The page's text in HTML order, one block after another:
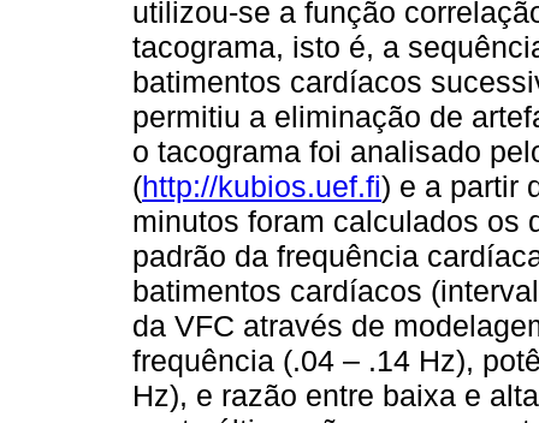
utilizou-se a função
tacograma, isto é, a
batimentos cardíacos
permitiu a eliminação de
o tacograma foi analisado
(http://kubios.uef.fi) e a partir
minutos foram calculados os
padrão da frequência
batimentos cardíacos
da VFC através de
frequência (.04 – .14 Hz),
Hz), e razão entre baixa e